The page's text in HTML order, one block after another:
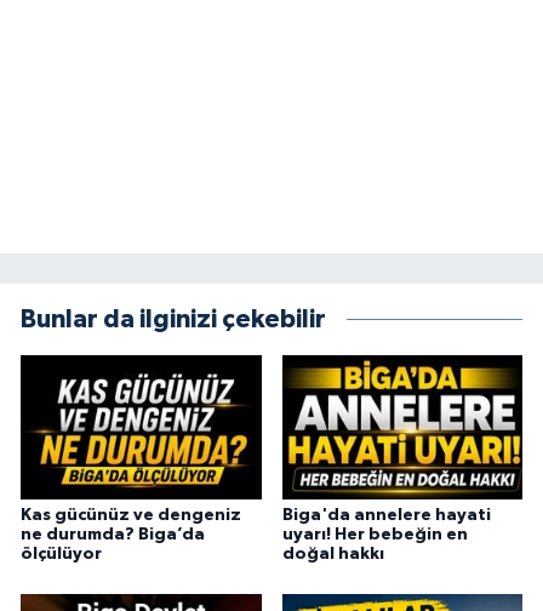
Bunlar da ilginizi çekebilir
Kas gücünüz ve dengeniz
ne durumda? Biga’da
ölçülüyor
Biga'da annelere hayati
uyarı! Her bebeğin en
doğal hakkı